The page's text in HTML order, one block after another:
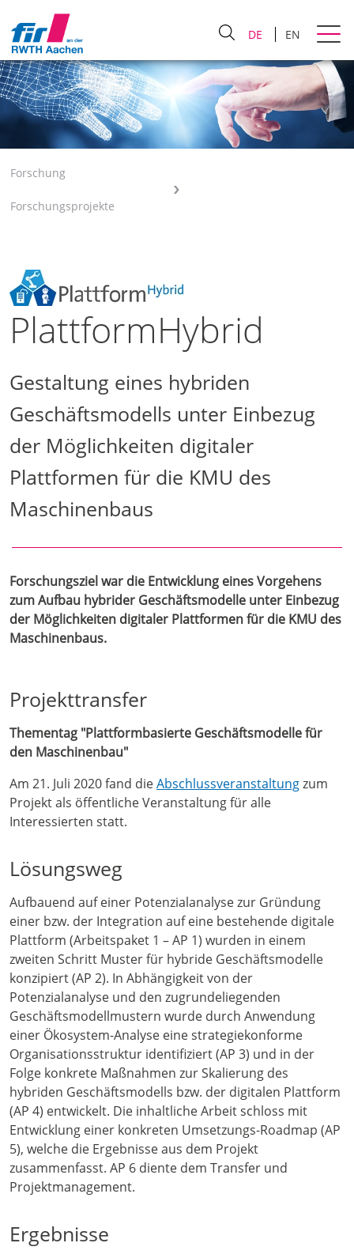
DE EN
Forschung
Forschungsprojekte
PlattformHybrid
Gestaltung eines hybriden
Geschäftsmodells unter Einbezug
der Möglichkeiten digitaler
Plattformen für die KMU des
Maschinenbaus
Forschungsziel war die Entwicklung eines Vorgehens
zum Aufbau hybrider Geschäftsmodelle unter Einbezug
der Möglichkeiten digitaler Plattformen für die KMU des
Maschinenbaus.
Projekttransfer
Thementag "Plattformbasierte Geschäftsmodelle für
den Maschinenbau"
Am 21. Juli 2020 fand dieAbschlussveranstaltungzum
Projekt als öffentliche Veranstaltung für alle
Interessierten statt.
Lösungsweg
Aufbauend auf einer Potenzialanalyse zur Gründung
einer bzw. der Integration auf eine bestehende digitale
Plattform (Arbeitspaket 1 – AP 1) wurden in einem
zweiten Schritt Muster für hybride Geschäftsmodelle
konzipiert (AP 2). In Abhängigkeit von der
Potenzialanalyse und den zugrundeliegenden
Geschäftsmodellmustern wurde durch Anwendung
einer Ökosystem-Analyse eine strategiekonforme
Organisationsstruktur identifiziert (AP 3) und in der
Folge konkrete Maßnahmen zur Skalierung des
hybriden Geschäftsmodells bzw. der digitalen Plattform
(AP 4) entwickelt. Die inhaltliche Arbeit schloss mit
Entwicklung einer konkreten Umsetzungs-Roadmap (AP
5), welche die Ergebnisse aus dem Projekt
zusammenfasst. AP 6 diente dem Transfer und
Projektmanagement.
Ergebnisse